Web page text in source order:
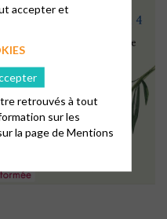
accepter et
retrouvés à tout
sur les
la page deMentions